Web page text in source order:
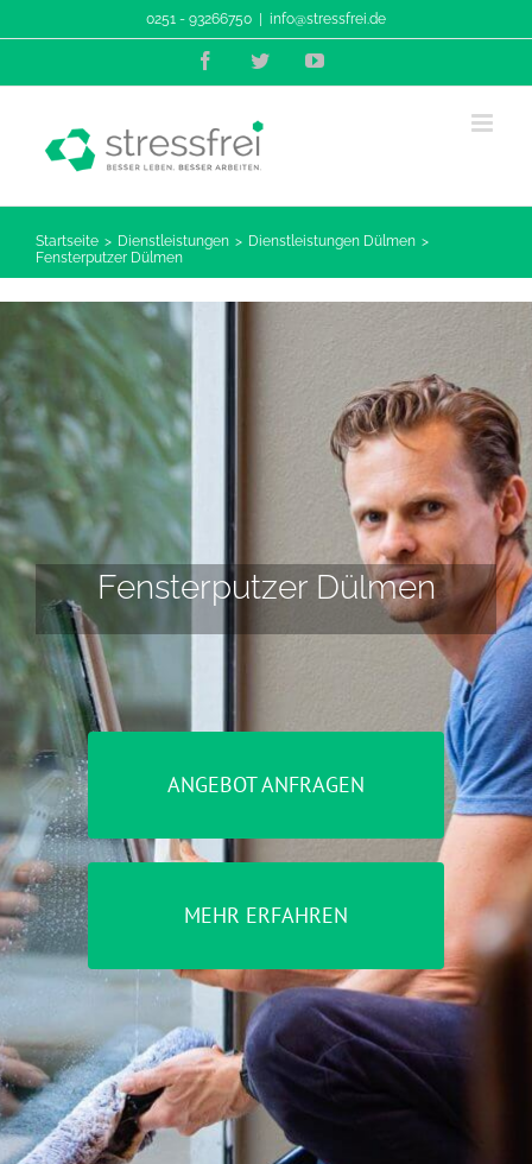
Inhalt
0251 - 93266750 info@stressfrei.de
FacebookTwitterYouTube
Startseite Dienstleistungen
Dienstleistungen Dülmen
Fensterputzer Dülmen
Fensterputzer Dülmen
ANGEBOT ANFRAGEN
MEHR ERFAHREN